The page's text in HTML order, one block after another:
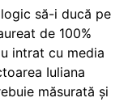
să-i ducă pe
de 100%
intrat cu media
Iuliana
măsurată și